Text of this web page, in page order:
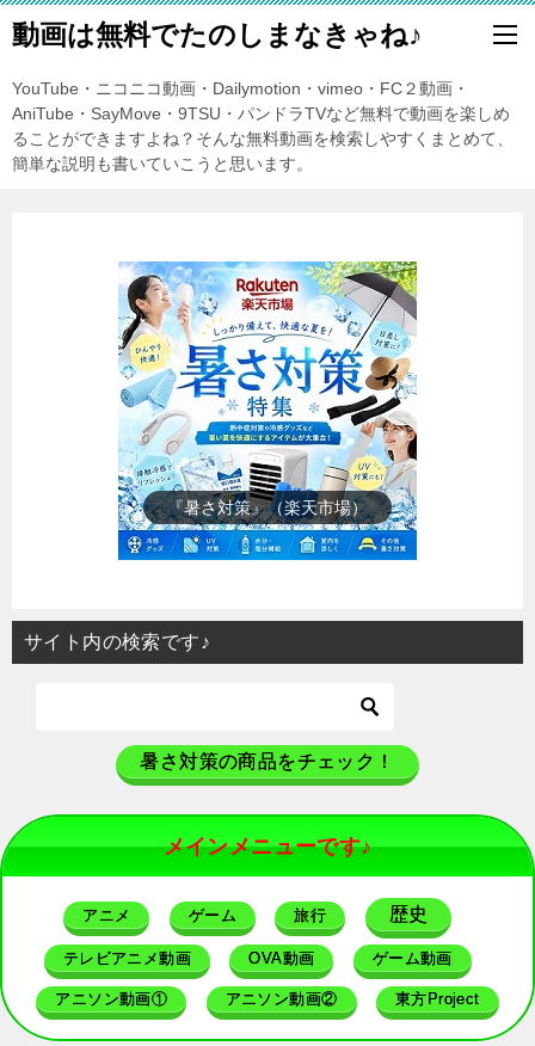
動画は無料でたのしまなきゃね♪
YouTube・ニコニコ動画・Dailymotion・vimeo・FC２動画・
AniTube・SayMove・9TSU・パンドラTVなど無料で動画を楽しめ
ることができますよね？そんな無料動画を検索しやすくまとめて、
簡単な説明も書いていこうと思います。
『楽天市場』売れ筋ランキング
サイト内の検索です♪
暑さ対策の商品をチェック！
メインメニューです♪
アニメ ゲーム 旅行 歴史
テレビアニメ動画 OVA動画 ゲーム動画
アニソン動画① アニソン動画② 東方Project